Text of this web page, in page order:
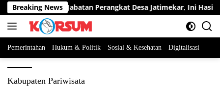
Langsung
ke
konten
Breaking News
Berebut Dua Jabatan Perangkat Desa Jatimekar, Ini Hasil
Pemerintahan Hukum & Politik Sosial & Kesehatan Digitalisasi
Kabupaten Pariwisata